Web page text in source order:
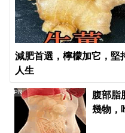
減肥首選，檸檬加它，堅
人生
腹部脂
幾物，
PR